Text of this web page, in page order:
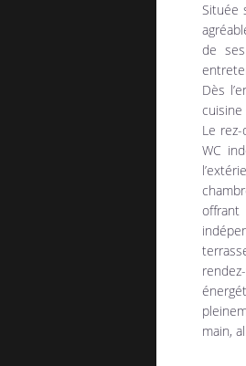
Située
de
Dès
Le
WC
main,